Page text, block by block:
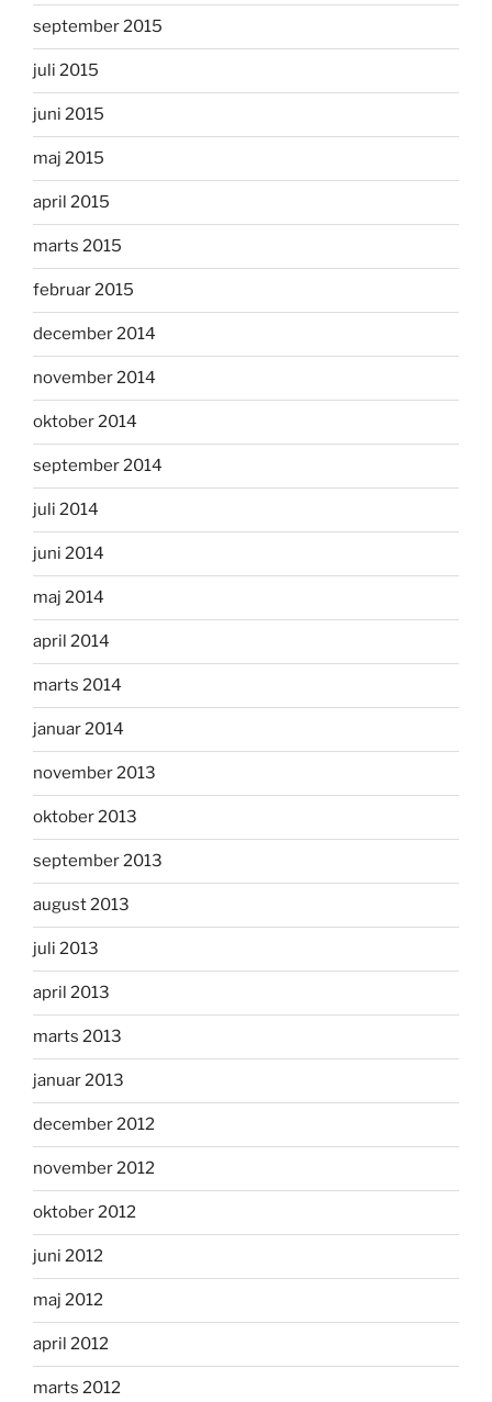
september 2015
juli 2015
juni 2015
maj 2015
april 2015
marts 2015
februar 2015
december 2014
november 2014
oktober 2014
september 2014
juli 2014
juni 2014
maj 2014
april 2014
marts 2014
januar 2014
november 2013
oktober 2013
september 2013
august 2013
juli 2013
april 2013
marts 2013
januar 2013
december 2012
november 2012
oktober 2012
juni 2012
maj 2012
april 2012
marts 2012